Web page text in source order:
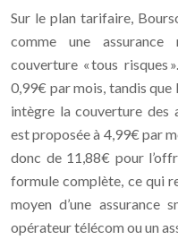
Sur le plan tarifaire,
comme une assurance
couverture « tous risques
0,99€ par mois, tandis
intègre la couverture des
est proposée à 4,99€ par
donc de 11,88€ pour
formule complète, ce qui
moyen d’une assurance
opérateur télécom ou un